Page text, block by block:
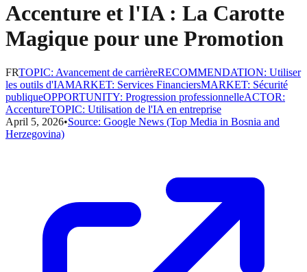
Accenture et l'IA : La Carotte
Magique pour une Promotion
FRTOPIC: Avancement de carrièreRECOMMENDATION: Utiliser
les outils d'IAMARKET: Services FinanciersMARKET: Sécurité
publiqueOPPORTUNITY: Progression professionnelleACTOR:
AccentureTOPIC: Utilisation de l'IA en entreprise
April 5, 2026•Source: Google News (Top Media in Bosnia and
Herzegovina)